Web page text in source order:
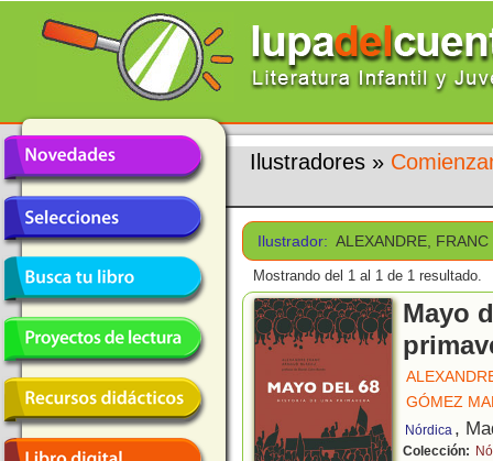
Ilustradores »
Ilustrador: ALEXANDRE, FRANC
Mostrando del 1 al 1 de 1 resultado.
Mayo
GÓMEZ
Nórdica ,
Colección: